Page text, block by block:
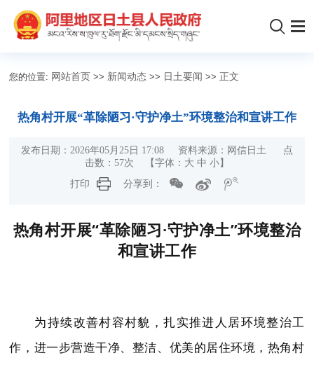
您的位置: 网站首页 >> 新闻动态 >> 日土要闻 >> 正文
热角村开展“革除陋习·守护净土”环境整治和宣讲工作
发布日期：2026年05月25日 17:08 资料来源：网信日土 点
击数： 57次 【字体： 大 中 小】
打印
分享到：
热角村开展“革除陋习·守护净土”环境整治
和宣讲工作
为持续改善村容村貌，扎实推进人居环境整治工
作，进一步营造干净、整洁、优美的居住环境，热角村